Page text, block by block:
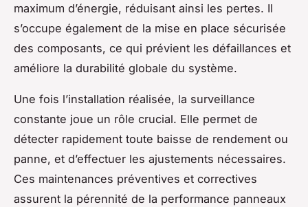
maximum d’énergie, réduisant ainsi les pertes. Il
s’occupe également de la mise en place sécurisée
des composants, ce qui prévient les défaillances et
améliore la durabilité globale du système.
Une fois l’installation réalisée, la surveillance
constante joue un rôle crucial. Elle permet de
détecter rapidement toute baisse de rendement ou
panne, et d’effectuer les ajustements nécessaires.
Ces maintenances préventives et correctives
assurent la pérennité de la performance panneaux